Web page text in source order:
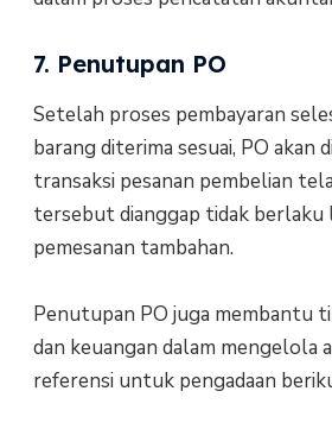
7. Penutupan PO
Setelah proses pembayaran
barang diterima sesuai, PO akan
transaksi pesanan pembelian
tersebut dianggap tidak
pemesanan tambahan.
Penutupan PO juga membantu
dan keuangan dalam mengelola
referensi untuk pengadaan